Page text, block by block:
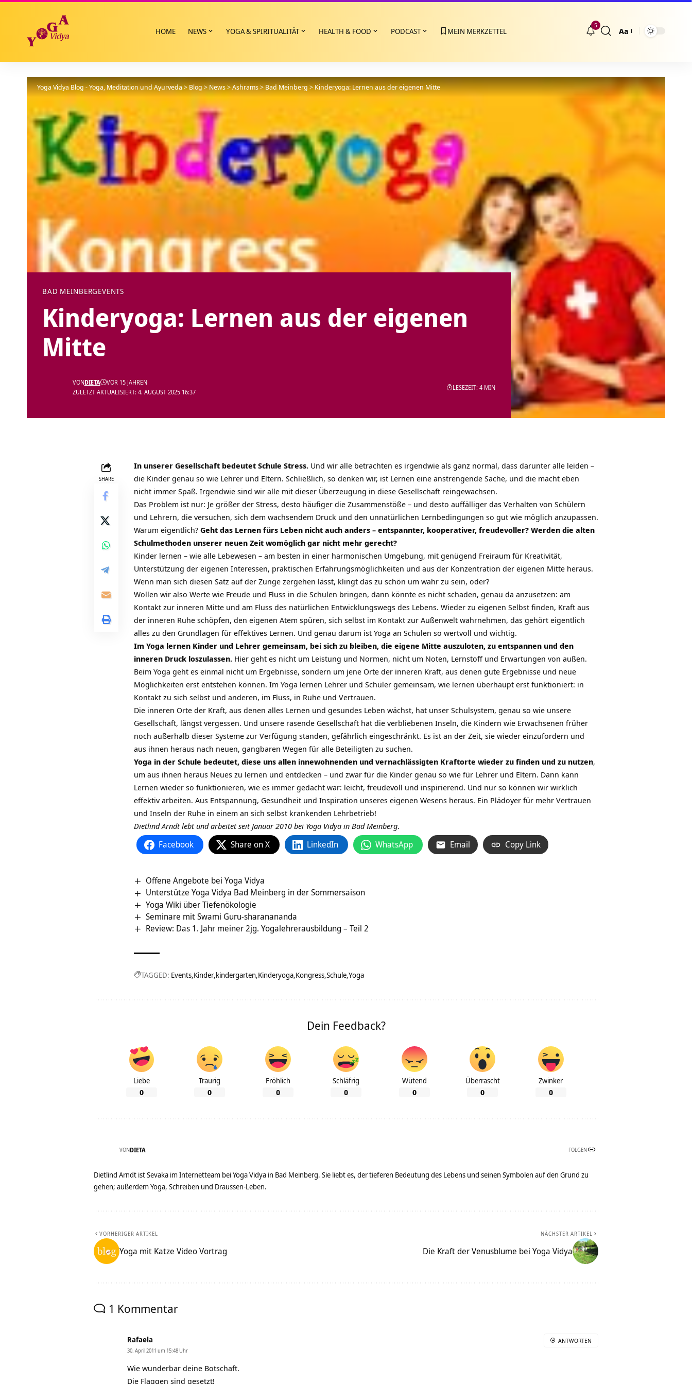
HOME NEWS YOGA & SPIRITUALITÄT HEALTH & FOOD PODCAST MEIN MERKZETTEL
5
Größenänderung
Aa
Yoga Vidya Blog - Yoga, Meditation und Ayurveda>Blog>News>Ashrams>Bad Meinberg>Kinderyoga: Lernen aus der eigenen Mitte
BAD MEINBERGEVENTS
Kinderyoga: Lernen aus der eigenen
Mitte
ZULETZT AKTUALISIERT: 4. AUGUST 2025 16:37
VONDIETA VOR 15 JAHREN
LESEZEIT: 4 MIN
SHARE
In unserer Gesellschaft bedeutet Schule Stress. Und wir alle betrachten es irgendwie als ganz normal, dass darunter alle leiden –
die Kinder genau so wie Lehrer und Eltern. Schließlich, so denken wir, ist Lernen eine anstrengende Sache, und die macht eben
nicht immer Spaß. Irgendwie sind wir alle mit dieser Überzeugung in diese Gesellschaft reingewachsen.
Das Problem ist nur: Je größer der Stress, desto häufiger die Zusammenstöße – und desto auffälliger das Verhalten von Schülern
und Lehrern, die versuchen, sich dem wachsendem Druck und den unnatürlichen Lernbedingungen so gut wie möglich anzupassen.
Warum eigentlich? Geht das Lernen fürs Leben nicht auch anders – entspannter, kooperativer, freudevoller? Werden die alten
Schulmethoden unserer neuen Zeit womöglich gar nicht mehr gerecht?
Kinder lernen – wie alle Lebewesen – am besten in einer harmonischen Umgebung, mit genügend Freiraum für Kreativität,
Unterstützung der eigenen Interessen, praktischen Erfahrungsmöglichkeiten und aus der Konzentration der eigenen Mitte heraus.
Wenn man sich diesen Satz auf der Zunge zergehen lässt, klingt das zu schön um wahr zu sein, oder?
Wollen wir also Werte wie Freude und Fluss in die Schulen bringen, dann könnte es nicht schaden, genau da anzusetzen: am
Kontakt zur inneren Mitte und am Fluss des natürlichen Entwicklungswegs des Lebens. Wieder zu eigenen Selbst finden, Kraft aus
der inneren Ruhe schöpfen, den eigenen Atem spüren, sich selbst im Kontakt zur Außenwelt wahrnehmen, das gehört eigentlich
alles zu den Grundlagen für effektives Lernen. Und genau darum ist Yoga an Schulen so wertvoll und wichtig.
Im Yoga lernen Kinder und Lehrer gemeinsam, bei sich zu bleiben, die eigene Mitte auszuloten, zu entspannen und den
inneren Druck loszulassen. Hier geht es nicht um Leistung und Normen, nicht um Noten, Lernstoff und Erwartungen von außen.
Beim Yoga geht es einmal nicht um Ergebnisse, sondern um jene Orte der inneren Kraft, aus denen gute Ergebnisse und neue
Möglichkeiten erst entstehen können. Im Yoga lernen Lehrer und Schüler gemeinsam, wie lernen überhaupt erst funktioniert: in
Kontakt zu sich selbst und anderen, im Fluss, in Ruhe und Vertrauen.
Die inneren Orte der Kraft, aus denen alles Lernen und gesundes Leben wächst, hat unser Schulsystem, genau so wie unsere
Gesellschaft, längst vergessen. Und unsere rasende Gesellschaft hat die verbliebenen Inseln, die Kindern wie Erwachsenen früher
noch außerhalb dieser Systeme zur Verfügung standen, gefährlich eingeschränkt. Es ist an der Zeit, sie wieder einzufordern und
aus ihnen heraus nach neuen, gangbaren Wegen für alle Beteiligten zu suchen.
Yoga in der Schule bedeutet, diese uns allen innewohnenden und vernachlässigten Kraftorte wieder zu finden und zu nutzen,
um aus ihnen heraus Neues zu lernen und entdecken – und zwar für die Kinder genau so wie für Lehrer und Eltern. Dann kann
Lernen wieder so funktionieren, wie es immer gedacht war: leicht, freudevoll und inspirierend. Und nur so können wir wirklich
effektiv arbeiten. Aus Entspannung, Gesundheit und Inspiration unseres eigenen Wesens heraus. Ein Plädoyer für mehr Vertrauen
und Inseln der Ruhe in einem an sich selbst krankenden Lehrbetrieb!
Dietlind Arndt lebt und arbeitet seit Januar 2010 bei Yoga Vidya in Bad Meinberg.
Facebook Share on X LinkedIn WhatsApp Email Copy Link
Offene Angebote bei Yoga Vidya
Unterstütze Yoga Vidya Bad Meinberg in der Sommersaison
Yoga Wiki über Tiefenökologie
Seminare mit Swami Guru-sharanananda
Review: Das 1. Jahr meiner 2jg. Yogalehrerausbildung – Teil 2
TAGGED: Events Kinder kindergarten Kinderyoga Kongress Schule Yoga
Dein Feedback?
Liebe
0
Traurig
0
Fröhlich
0
Schläfrig
0
Wütend
0
Überrascht
0
Zwinker
0
VONDIETA FOLGEN
Dietlind Arndt ist Sevaka im Internetteam bei Yoga Vidya in Bad Meinberg. Sie liebt es, der tieferen Bedeutung des Lebens und seinen Symbolen auf den Grund zu
gehen; außerdem Yoga, Schreiben und Draussen-Leben.
VORHERIGER ARTIKEL
Yoga mit Katze Video Vortrag
NÄCHSTER ARTIKEL
Die Kraft der Venusblume bei Yoga Vidya
1 Kommentar
Rafaela
30. April 2011 um 15:48 Uhr
Wie wunderbar deine Botschaft.
Die Flaggen sind gesetzt!
ANTWORTEN